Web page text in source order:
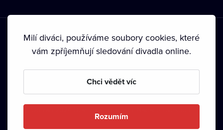
Podmínky používání • Ochrana soukromí • Zásady používání
• Autorská práva•
Milí diváci, používáme soubory cookies, které
vám zpříjemňují sledování divadla online.
Chci vědět víc
Rozumím